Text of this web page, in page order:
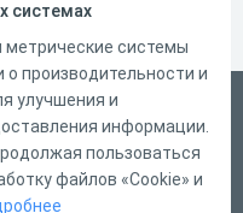
системах
метрические системы
производительности и
улучшения и
информации.
пользоваться
файлов «Cookie» и